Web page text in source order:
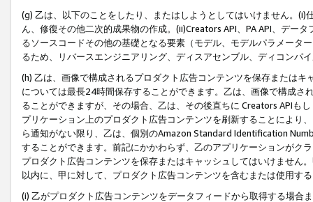
(g) 乙は、以下のことをしたり、またはしようとしてはいけません。
ん、修復その他二次的成果物の作成。(ii)Creators API、PA API、デー
るソースコードその他の基礎となる要素（モデル、モデルパラメータ
るため、リバースエンジニアリング、ディスアセンブル、ディコンパ
(h) 乙は、画像で構成されるプロダクト広告コンテンツを保存または
については最長24時間保存することができます。乙は、画像で構成
ることができますが、その場合、乙は、その後直ちに Creators APIも
プリケーション上のプロダクト広告コンテンツを刷新することにより
ら通知がない限り、乙は、個別のAmazon Standard Identification
することができます。前記にかかわらず、乙のアプリケーションがク
プロダクト広告コンテンツを保存またはキャッシュしてはいけません
以内に、甲に対して、プロダクト広告コンテンツを含むまたは使用す
(i) 乙がプロダクト広告コンテンツをデータフィードから取得する場合